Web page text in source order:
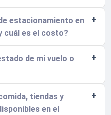
estacionamiento en
cuál es el costo?
de mi vuelo o
tiendas y
en el